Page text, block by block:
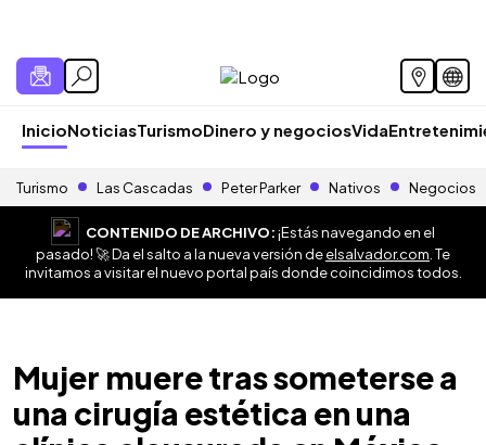
InicioNoticiasTurismoDinero y negociosVida
Turismo Las Cascadas Peter Parker Nativos Negocios
CONTENIDO DE ARCHIVO:¡Estás navegando en el
pasado! 🚀 Da el salto a la nueva versión deelsalvador.com . Te
invitamos a visitar el nuevo portal país donde coincidimos todos.
Mujer muere tras someterse a
una cirugía estética en una